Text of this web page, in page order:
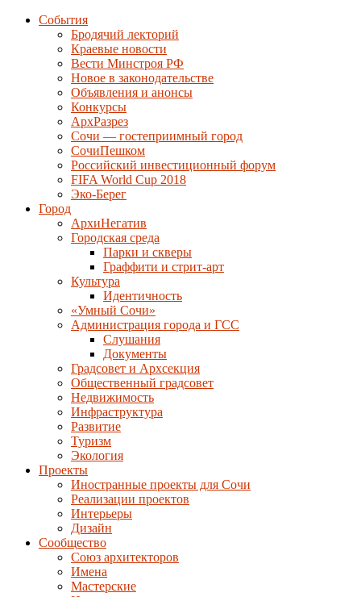
События
Бродячий лекторий
Краевые новости
Вести Минстроя РФ
Новое в законодательстве
Объявления и анонсы
Конкурсы
АрхРазрез
Сочи — гостеприимный город
СочиПешком
Российский инвестиционный форум
FIFA World Cup 2018
Эко-Берег
Город
АрхиНегатив
Городская среда
Парки и скверы
Граффити и стрит-арт
Культура
Идентичность
«Умный Сочи»
Администрация города и ГСС
Слушания
Документы
Градсовет и Архсекция
Общественный градсовет
Недвижимость
Инфраструктура
Развитие
Туризм
Экология
Проекты
Иностранные проекты для Сочи
Реализации проектов
Интерьеры
Дизайн
Сообщество
Союз архитекторов
Имена
Мастерские